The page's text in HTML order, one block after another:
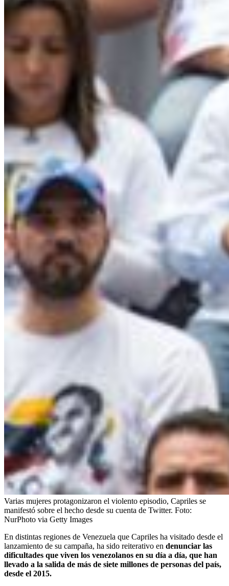
Varias mujeres protagonizaron el violento episodio, Capriles se
manifestó sobre el hecho desde su cuenta de Twitter. Foto:
NurPhoto via Getty Images
En distintas regiones de Venezuela que Capriles ha visitado desde el
lanzamiento de su campaña, ha sido reiterativo en denunciar las
dificultades que viven los venezolanos en su día a día, que han
llevado a la salida de más de siete millones de personas del país,
desde el 2015.